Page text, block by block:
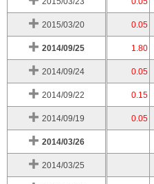
2015/03/20 0.05
2014/09/25 1.80
2014/09/24 0.05
2014/09/22 0.15
2014/09/19 0.05
2014/03/26
2014/03/25